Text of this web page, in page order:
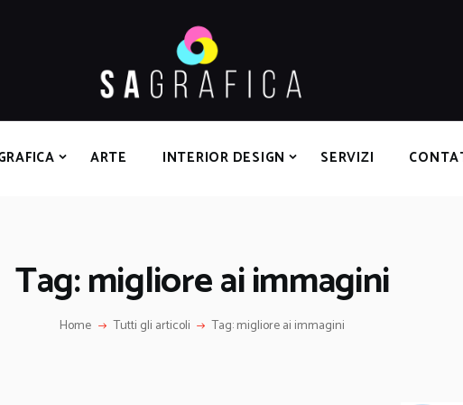
ARTE INTERIOR DESIGN SERVIZI
Tag: migliore ai immagini
Home Tutti gli articoli Tag: migliore ai immagini
DESIGN